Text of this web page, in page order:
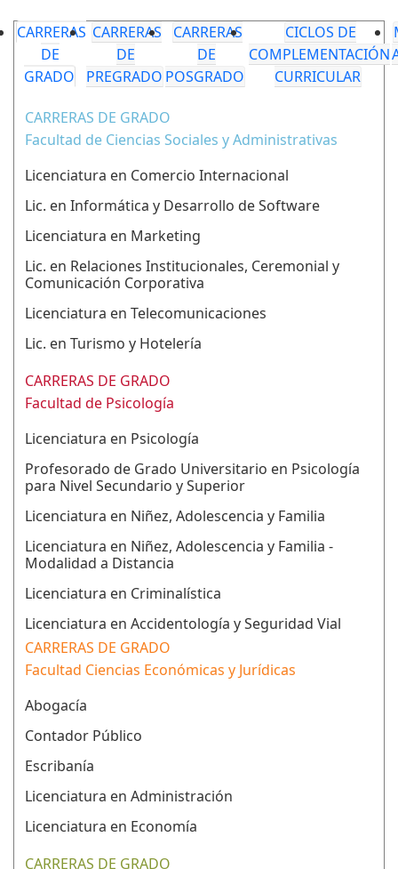
CARRERAS
DE
GRADO
CARRERAS
DE
PREGRADO
CARRERAS
DE
POSGRADO
CICLOS DE
COMPLEMENTACIÓN
CURRICULAR
CARRERAS DE GRADO
Facultad de Ciencias Sociales y Administrativas
Licenciatura en Comercio Internacional
Lic. en Informática y Desarrollo de Software
Licenciatura en Marketing
Lic. en Relaciones Institucionales, Ceremonial y
Comunicación Corporativa
Licenciatura en Telecomunicaciones
Lic. en Turismo y Hotelería
CARRERAS DE GRADO
Facultad de Psicología
Licenciatura en Psicología
Profesorado de Grado Universitario en Psicología
para Nivel Secundario y Superior
Licenciatura en Niñez, Adolescencia y Familia
Licenciatura en Niñez, Adolescencia y Familia -
Modalidad a Distancia
Licenciatura en Criminalística
Licenciatura en Accidentología y Seguridad Vial
CARRERAS DE GRADO
Facultad Ciencias Económicas y Jurídicas
Abogacía
Contador Público
Escribanía
Licenciatura en Administración
Licenciatura en Economía
CARRERAS DE GRADO